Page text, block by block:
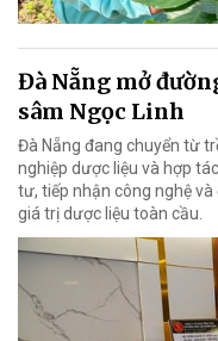
Đà Nẵng mở
sâm Ngọc Linh
Đà Nẵng đang chuyển từ
nghiệp dược liệu và hợp
tư, tiếp nhận công nghệ
giá trị dược liệu toàn cầu.